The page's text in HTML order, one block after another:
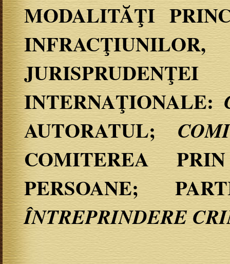
MODALITĂŢI
INTERNAŢIONALE:
AUTORATUL;
COMITEREA
PERSOANE;
ÎNTREPRINDERE